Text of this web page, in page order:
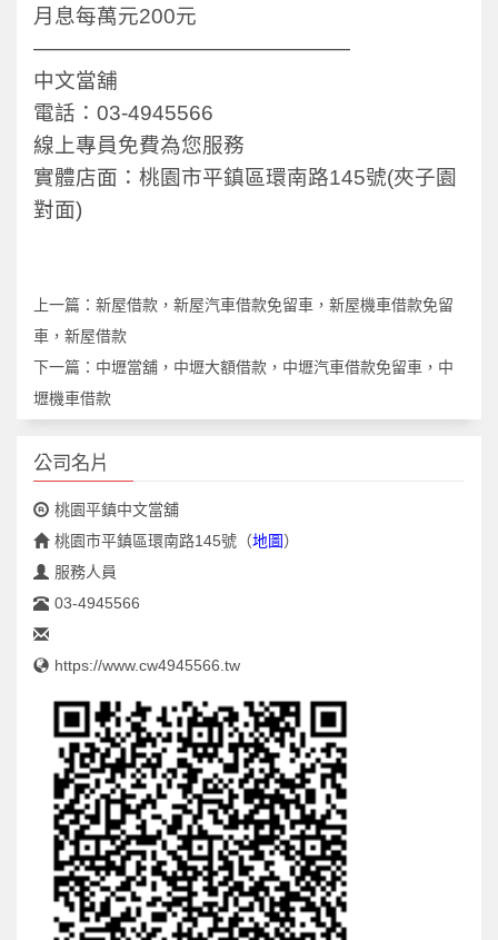
月息每萬元200元
———————————————
中文當舖
電話：03-4945566
線上專員免費為您服務
實體店面：桃園市平鎮區環南路145號(夾子園
對面)
上一篇： 新屋借款，新屋汽車借款免留車，新屋機車借款免留
車，新屋借款
下一篇： 中壢當舖，中壢大額借款，中壢汽車借款免留車，中
壢機車借款
公司名片
桃園平鎮中文當舖
桃園市平鎮區環南路145號 （地圖）
服務人員
03-4945566
https://www.cw4945566.tw